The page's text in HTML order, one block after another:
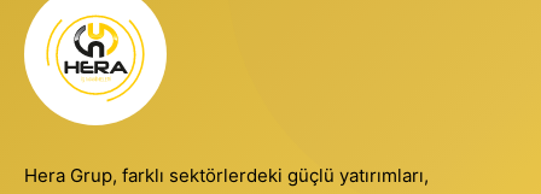
Hera Grup, farklı sektörlerdeki güçlü yatırımları,